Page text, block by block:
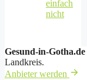
einfach
nicht
Gesund-in-Gotha.de
Landkreis.
Anbieter werden